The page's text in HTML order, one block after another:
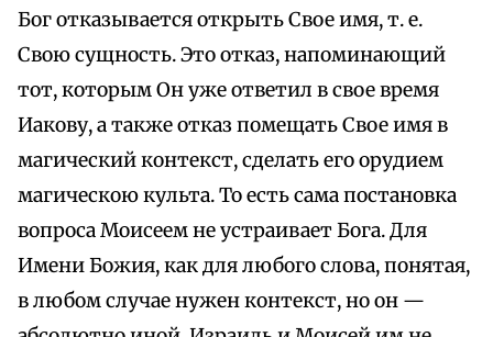
Бог отказывается открыть Свое имя, т. е.
Свою сущность. Это отказ, напоминающий
тот, которым Он уже ответил в свое время
Иакову, а также отказ помещать Свое имя в
магический контекст, сделать его орудием
магическою культа. То есть сама постановка
вопроса Моисеем не устраивает Бога. Для
Имени Божия, как для любого слова, понятая,
в любом случае нужен контекст, но он —